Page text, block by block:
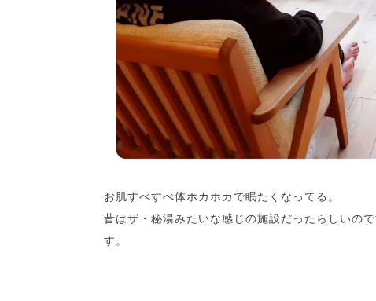
お肌すべすべ体ホカホカで眠たくなってる。
昔はザ・秘湯みたいな感じの施設だったらしいの
す。